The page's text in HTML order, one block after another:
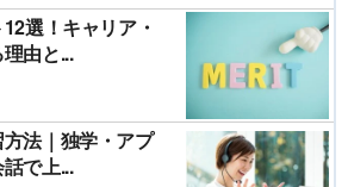
選！キャリア・
由と...
法｜独学・アプ
で上...